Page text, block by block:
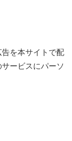
を本サイトで配
ービスにパーソ